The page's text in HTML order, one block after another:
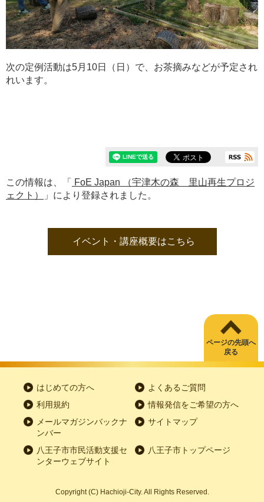
次の定例活動は5月10日（日）で、お茶摘みなどが予定され
れいます。
この情報は、「
FoE Japan （宇津木の森 里山再生プロジ
ェクト）
」により登録されました。
イベント・講座概要はこちら
ページの先頭へ
戻る
はじめての方へ
よくあるご質問
利用規約
情報発信をご希望の方へ
メールマガジンバックナ
ンバー
サイトマップ
八王子市市民活動支援セ
ンターウェブサイト
八王子市トップページ
Copyright(C) Hachioji-City. All Rights Reserved.